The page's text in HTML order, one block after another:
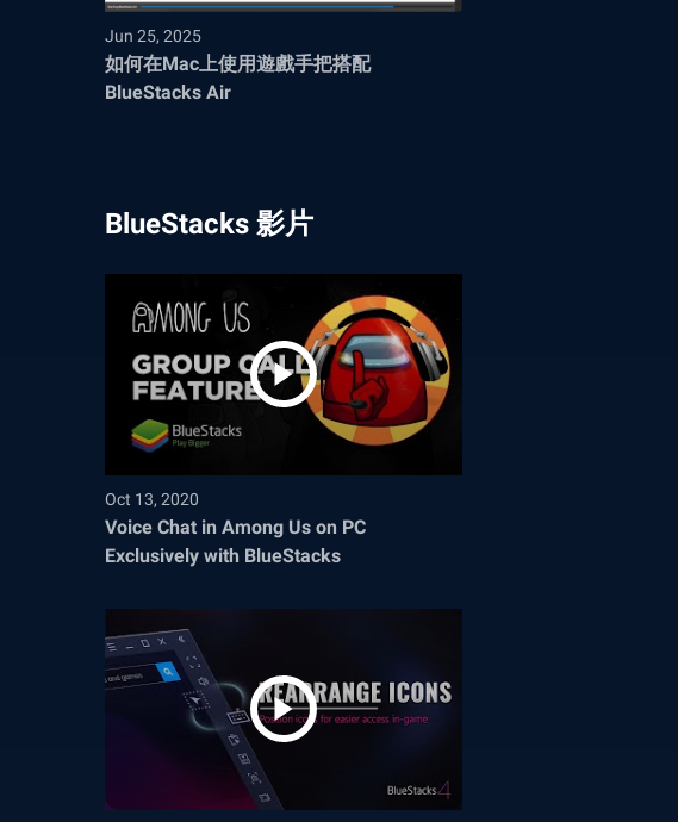
Jun 25, 2025
如何在Mac上使用遊戲手把搭配
BlueStacks Air
BlueStacks 影片
Oct 13, 2020
Voice Chat in Among Us on PC
Exclusively with BlueStacks